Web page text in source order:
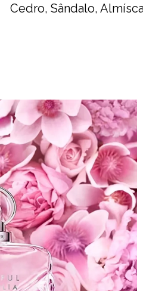
Cedro, Sândalo,